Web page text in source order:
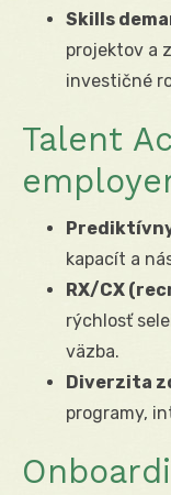
Skills
projektov a
investičné
Talent
kapacít a
RX/CX
rýchlosť
väzba.
Diverzita
programy,